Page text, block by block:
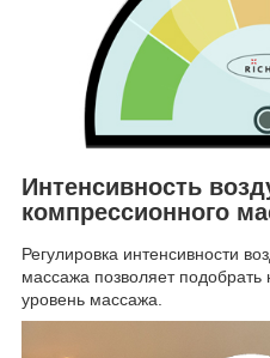
Интенсивность
компрессионного
Регулировка интенсивности
массажа позволяет
уровень массажа.